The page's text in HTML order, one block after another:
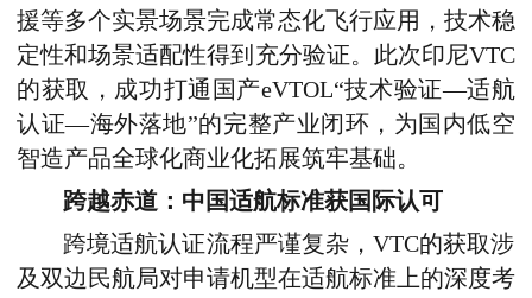
援等多个实景场景完成常态化飞行应用，技术稳
定性和场景适配性得到充分验证。此次印尼VTC
的获取，成功打通国产eVTOL“技术验证—适航
认证—海外落地”的完整产业闭环，为国内低空
智造产品全球化商业化拓展筑牢基础。
跨越赤道：中国适航标准获国际认可
跨境适航认证流程严谨复杂，VTC的获取涉
及双边民航局对申请机型在适航标准上的深度考